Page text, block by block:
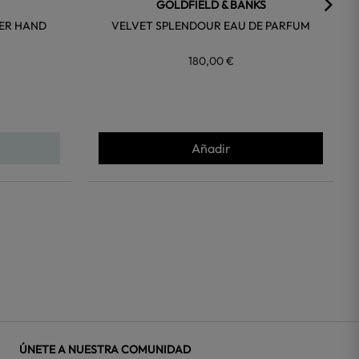
HAND
GOLDFIELD & BANKS
VELVET SPLENDOUR EAU DE PARFUM
180,00 €
Añadir
ÚNETE A NUESTRA COMUNIDAD